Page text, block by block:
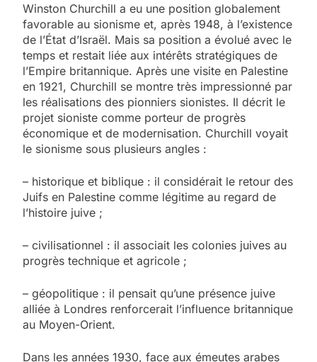
Winston Churchill a eu une position globalement
favorable au sionisme et, après 1948, à l’existence
de l’État d’Israël. Mais sa position a évolué avec le
temps et restait liée aux intérêts stratégiques de
l’Empire britannique. Après une visite en Palestine
en 1921, Churchill se montre très impressionné par
les réalisations des pionniers sionistes. Il décrit le
projet sioniste comme porteur de progrès
économique et de modernisation. Churchill voyait
le sionisme sous plusieurs angles :
– historique et biblique : il considérait le retour des
Juifs en Palestine comme légitime au regard de
l’histoire juive ;
– civilisationnel : il associait les colonies juives au
progrès technique et agricole ;
– géopolitique : il pensait qu’une présence juive
alliée à Londres renforcerait l’influence britannique
au Moyen-Orient.
Dans les années 1930, face aux émeutes arabes